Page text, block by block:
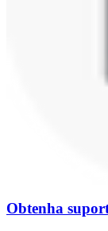
Obtenha